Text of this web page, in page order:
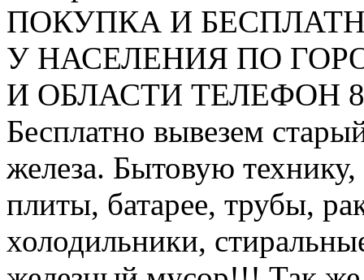
ПОКУПКА И
У НАСЕЛЕНИЯ ПО
И ОБЛАСТИ ТЕЛЕФОН 8
Бесплатно вывезем
железа. Бытовую
плиты, батарее, трубы,
холодильники,